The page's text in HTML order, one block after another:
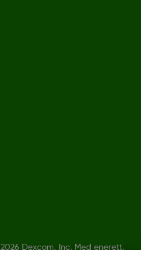
2026 Dexcom, Inc. Med enerett.